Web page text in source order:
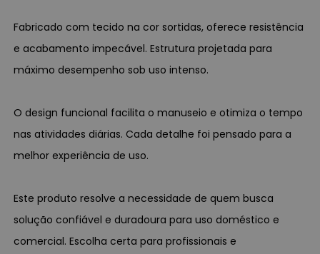
Fabricado com tecido na cor sortidas, oferece resistência
e acabamento impecável. Estrutura projetada para
máximo desempenho sob uso intenso.
O design funcional facilita o manuseio e otimiza o tempo
nas atividades diárias. Cada detalhe foi pensado para a
melhor experiência de uso.
Este produto resolve a necessidade de quem busca
solução confiável e duradoura para uso doméstico e
comercial. Escolha certa para profissionais e